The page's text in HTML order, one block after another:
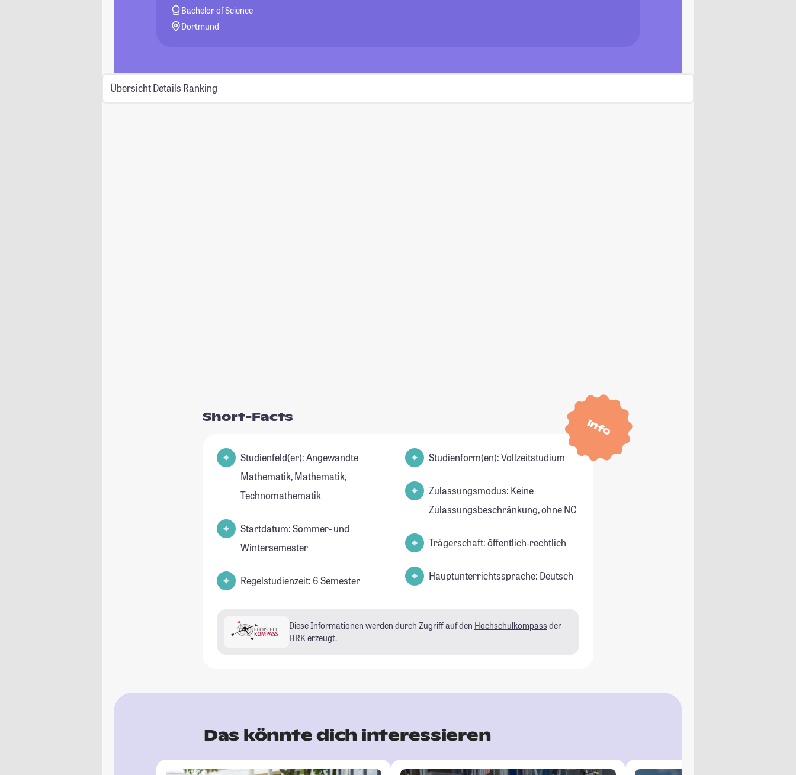
Bachelor of Science
Dortmund
Übersicht Details Ranking
Info
Short-Facts
Studienfeld(er): Angewandte
Mathematik, Mathematik,
Technomathematik
Startdatum: Sommer- und
Wintersemester
Regelstudienzeit: 6 Semester
Studienform(en): Vollzeitstudium
Zulassungsmodus: Keine
Zulassungsbeschränkung, ohne NC
Trägerschaft: öffentlich-rechtlich
Hauptunterrichtssprache: Deutsch
Diese Informationen werden durch Zugriff auf den Hochschulkompass der
HRK erzeugt.
Das könnte dich interessieren